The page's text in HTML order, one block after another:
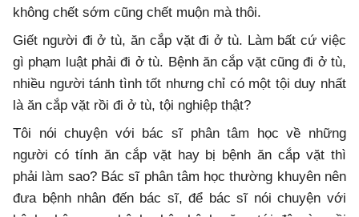
không chết sớm cũng chết muộn mà thôi.
Giết người đi ở tù, ăn cắp vặt đi ở tù. Làm bất cứ việc
gì phạm luật phải đi ở tù. Bệnh ăn cắp vặt cũng đi ở tù,
nhiều người tánh tình tốt nhưng chỉ có một tội duy nhất
là ăn cắp vặt rồi đi ở tù, tội nghiệp thật?
Tôi nói chuyện với bác sĩ phân tâm học về những
người có tính ăn cắp vặt hay bị bệnh ăn cắp vặt thì
phải làm sao? Bác sĩ phân tâm học thường khuyên nên
đưa bệnh nhân đến bác sĩ, để bác sĩ nói chuyện với